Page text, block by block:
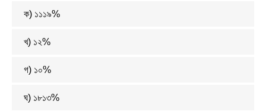
বা, ক = ১৪০ টাকা
ক) ১১১৯%
খ) ১২%
গ) ১০%
ঘ) ১৮১৩%